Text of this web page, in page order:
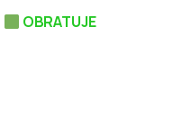
OBRATUJE